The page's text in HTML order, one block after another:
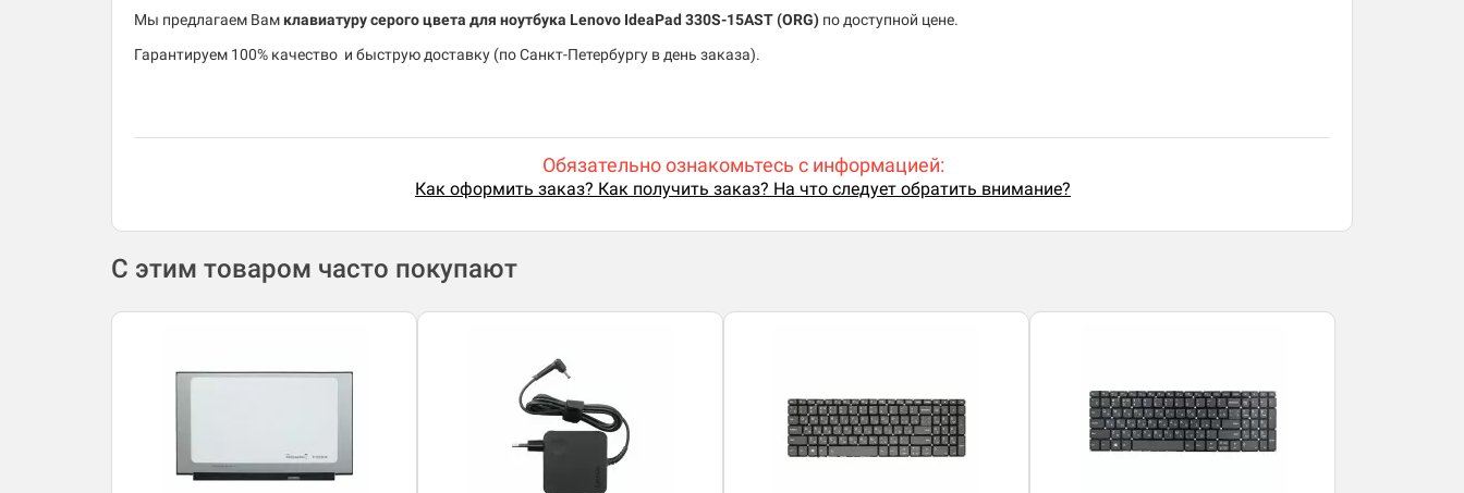
Мы предлагаем Вам клавиатуру серого цвета для ноутбука Lenovo IdeaPad 330S-15AST (ORG) по доступной цене.
​Гарантируем 100% качество и быструю доставку (по Санкт-Петербургу в день заказа).
Обязательно ознакомьтесь с информацией:
Как оформить заказ? Как получить заказ? На что следует обратить внимание?
С этим товаром часто покупают